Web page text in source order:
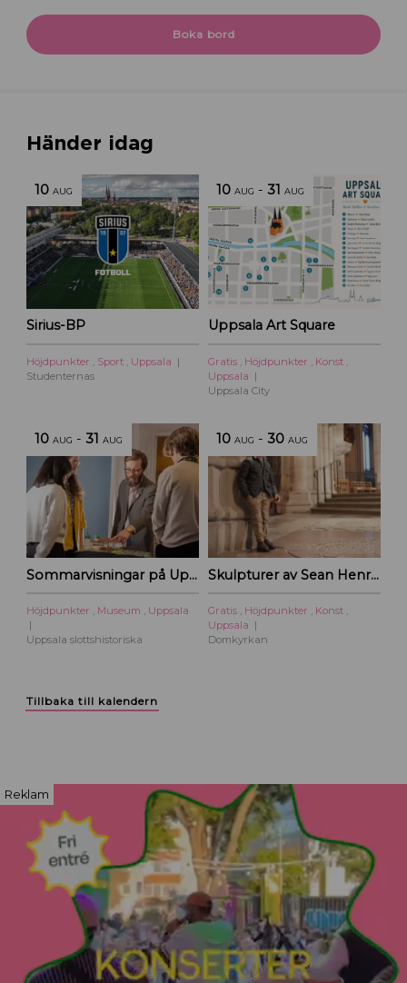
Boka bord
Händer idag
10 AUG
Sirius-BP
Höjdpunkter Sport
Uppsala
Studenternas
10 AUG -31 AUG
Uppsala Art Square
Gratis Höjdpunkter Konst
Uppsala
Uppsala City
10 AUG -31 AUG
Sommarvisningar på Uppsala slottshistoriska
Höjdpunkter , Museum , Uppsala
Uppsala slottshistoriska
10 AUG -30 AUG
Skulpturer av Sean Henry – Domkyrkan
Gratis , Höjdpunkter , Konst ,
Uppsala
Domkyrkan
Tillbaka till kalendern
Reklam